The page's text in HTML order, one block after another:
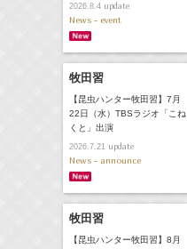
2026.8.4update
News - event
牧田習
【昆虫ハンター牧田習】7月
22日（水）TBSラジオ「こね
くと」出演
2026.7.21update
News - announce
牧田習
【昆虫ハンター牧田習】8月